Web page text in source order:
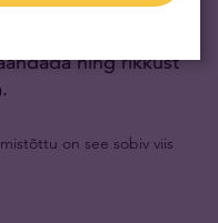
ning rikkust
on see sobiv viis